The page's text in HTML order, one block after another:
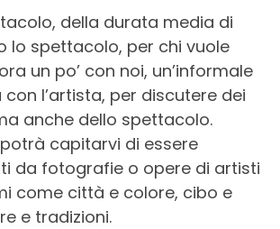
della durata media di
lo spettacolo, per chi vuole
un po’ con noi, un’informale
l’artista, per discutere dei
anche dello spettacolo.
capitarvi di essere
da fotografie o opere di artisti
come città e colore, cibo e
e tradizioni.